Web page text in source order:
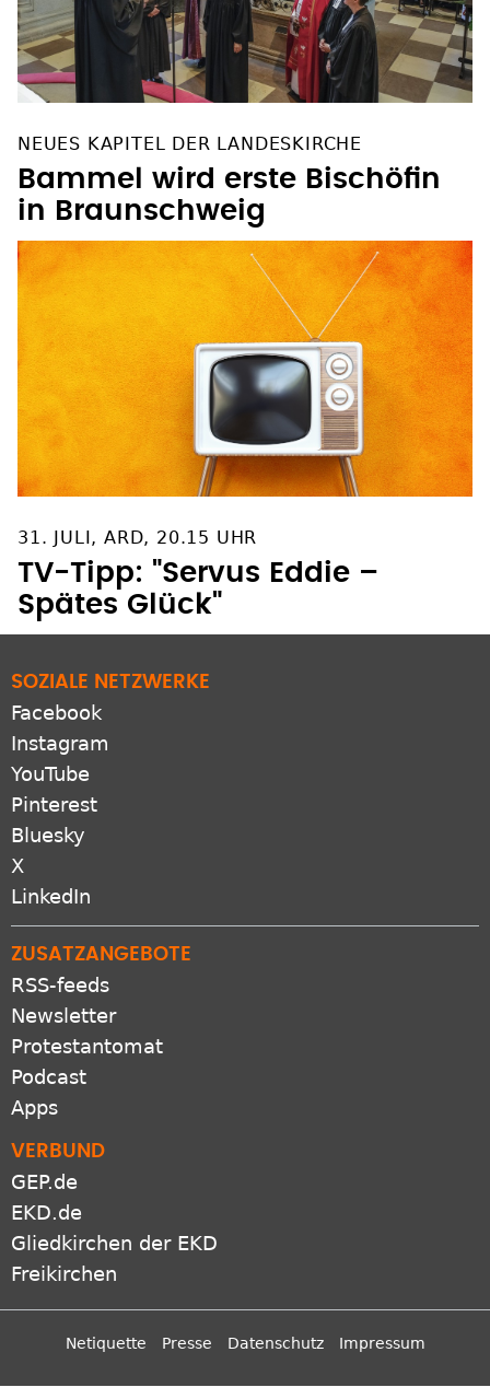
NEUES KAPITEL DER LANDESKIRCHE
Bammel wird erste Bischöfin
in Braunschweig
31. JULI, ARD, 20.15 UHR
TV-Tipp: "Servus Eddie –
Spätes Glück"
Facebook
Instagram
YouTube
Pinterest
Bluesky
X
LinkedIn
RSS-feeds
Newsletter
Protestantomat
Podcast
Apps
VERBUND
GEP.de
EKD.de
Gliedkirchen der EKD
Freikirchen